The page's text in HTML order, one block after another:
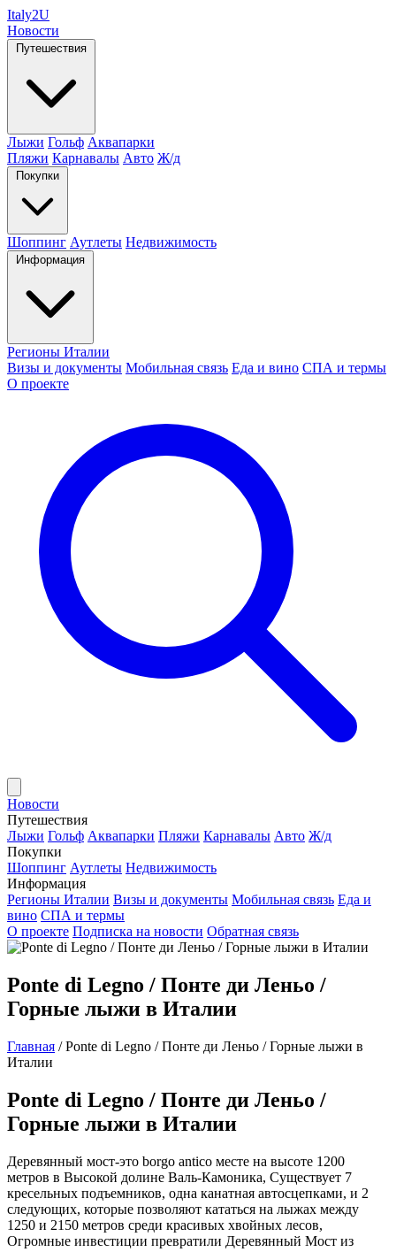
Italy2U
Новости
Путешествия
Лыжи Гольф Аквапарки
Пляжи Карнавалы Авто Ж/д
Покупки
Шоппинг Аутлеты Недвижимость
Информация
Регионы Италии
Визы и документы Мобильная связь Еда и вино СПА и термы
О проекте
Новости
Путешествия
Лыжи Гольф Аквапарки Пляжи Карнавалы Авто Ж/д
Покупки
Шоппинг Аутлеты Недвижимость
Информация
Регионы Италии Визы и документы Мобильная связь Еда и
вино СПА и термы
О проекте Подписка на новости Обратная связь
Ponte di Legno / Понте ди Леньо /
Горные лыжи в Италии
Главная / Ponte di Legno / Понте ди Леньо / Горные лыжи в
Италии
Ponte di Legno / Понте ди Леньо /
Горные лыжи в Италии
Деревянный мост-это borgo antico месте на высоте 1200
метров в Высокой долине Валь-Камоника, Существует 7
кресельных подъемников, одна канатная автосцепками, и 2
следующих, которые позволяют кататься на лыжах между
1250 и 2150 метров среди красивых хвойных лесов,
Огромные инвестиции превратили Деревянный Мост из